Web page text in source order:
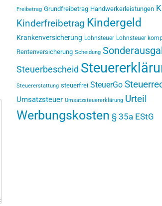
Freibetrag Grundfreibetrag Handwerkerleistungen
Kinderfreibetrag Kindergeld
Krankenversicherung Lohnsteuer Lohnsteuer
Rentenversicherung Scheidung
Steuerbescheid
Steuererstattung steuerfrei SteuerGo
Umsatzsteuer Umsatzsteuererklärung Urteil
Werbungskosten § 35a EStG